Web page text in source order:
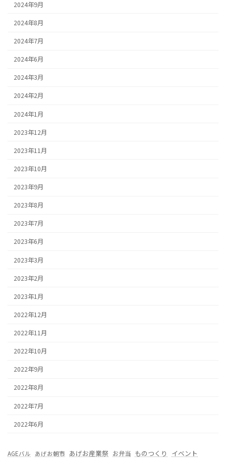
2024年9月
2024年8月
2024年7月
2024年6月
2024年3月
2024年2月
2024年1月
2023年12月
2023年11月
2023年10月
2023年9月
2023年8月
2023年7月
2023年6月
2023年3月
2023年2月
2023年1月
2022年12月
2022年11月
2022年10月
2022年9月
2022年8月
2022年7月
2022年6月
AGEバル あげお朝市 あげお産業祭 お弁当 ものつくり イベント